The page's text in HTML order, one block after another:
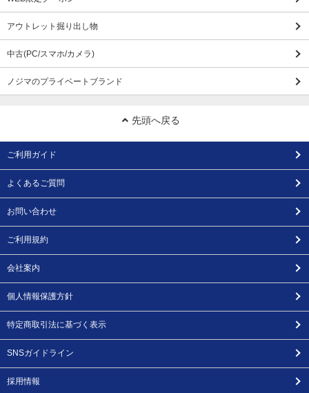
アウトレット掘り出し物
中古(PC/スマホ/カメラ)
ノジマのプライベートブランド
先頭へ戻る
ご利用ガイド
よくあるご質問
お問い合わせ
ご利用規約
会社案内
個人情報保護方針
特定商取引法に基づく表示
SNSガイドライン
採用情報